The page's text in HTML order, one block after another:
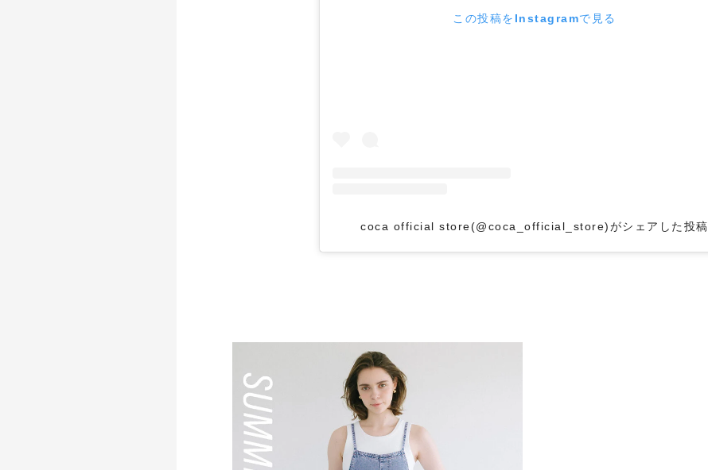
この投稿をInstagramで見る
coca official store(@coca_official_store)がシェアした投稿